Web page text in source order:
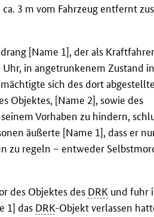
3 m vom Fahrzeug entfernt
[Name 1], der als
in angetrunkenem Zustand
sich des dort
Objektes, [Name 2], sowie des
Vorhaben zu hindern,
äußerte [Name 1], dass er
zu regeln – entweder
des Objektes des DRK und fuhr
1] das DRK-Objekt verlassen